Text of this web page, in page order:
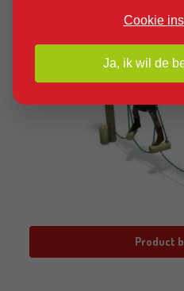
Product
Cookie
Ja, ik wil de